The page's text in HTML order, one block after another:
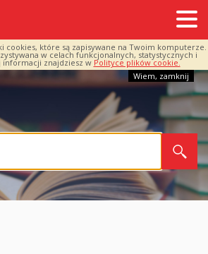
cookies, które są zapisywane na Twoim komputerze.
w celach funkcjonalnych, statystycznych i
informacji znajdziesz w Polityce plików cookie.
Wiem, zamknij